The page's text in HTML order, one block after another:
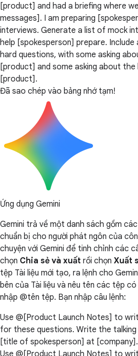
[product] and had a briefing where
messages]. I am preparing
interviews. Generate a list of mock
help [spokesperson] prepare. Include
hard questions, with some asking
[product] and some asking about
[product].
Đã sao chép vào bảng nhớ tạm!
Ứng dụng Gemini
Gemini trả về một danh sách gồm
chuẩn bị cho người phát ngôn của
chuyện với Gemini để tinh chỉnh các
chọn Chia sẻ và xuất rồi chọn Xuất
tệp Tài liệu mới tạo, ra lệnh cho
bên của Tài liệu và nêu tên các tệp
nhập @tên tệp. Bạn nhập câu lệnh:
Use @[Product Launch Notes] to
for these questions. Write the
[title of spokesperson] at [company].